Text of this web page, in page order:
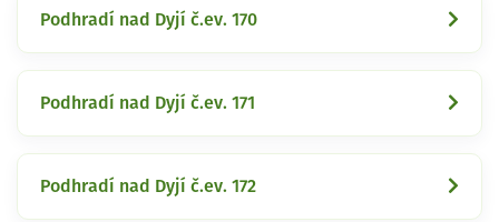
Podhradí nad Dyjí č.ev. 170
Podhradí nad Dyjí č.ev. 171
Podhradí nad Dyjí č.ev. 172